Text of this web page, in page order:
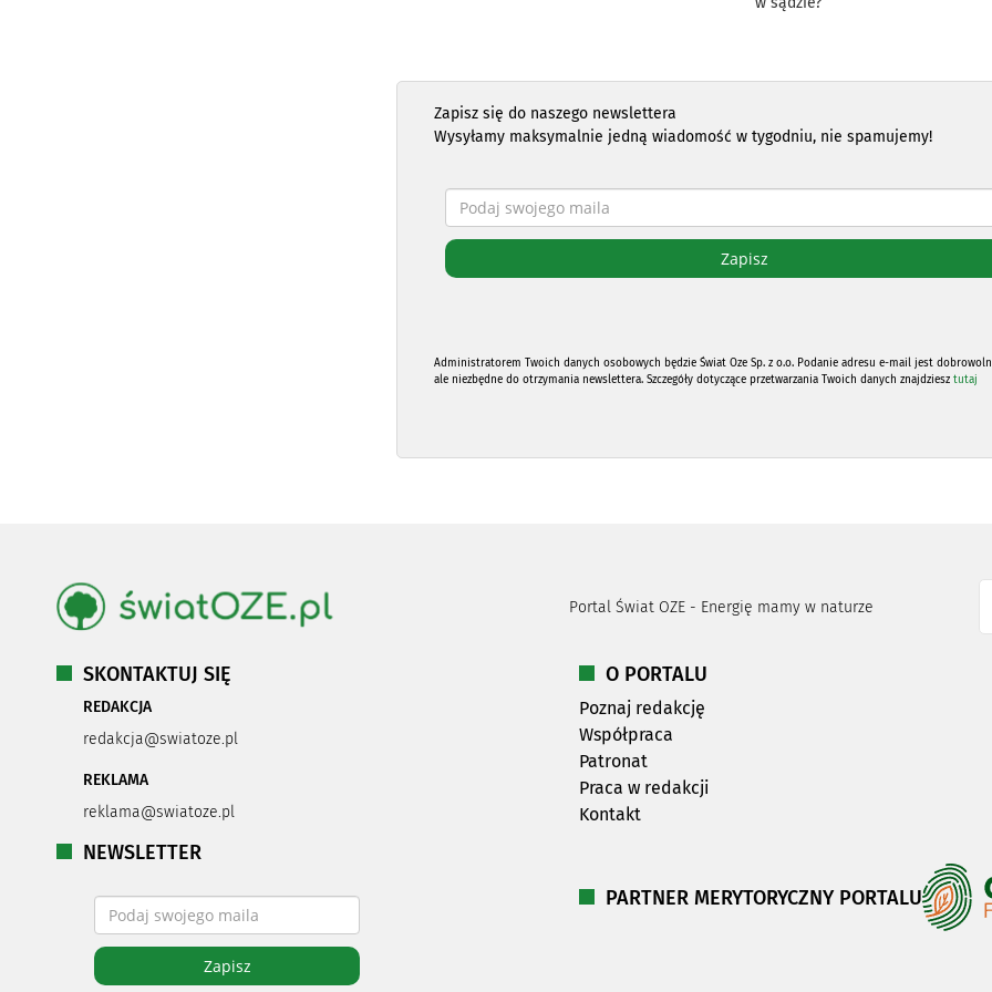
Zapisz się do naszego newslettera
Wysyłamy maksymalnie jedną wiadomość w tygodniu, nie spamujemy!
Administratorem Twoich danych osobowych będzie Świat Oze Sp. z o.o. Podanie adresu e-mail jest
ale niezbędne do otrzymania newslettera. Szczegóły dotyczące przetwarzania Twoich danych znajdziesztutaj
Portal Świat OZE - Energię mamy w naturze
SKONTAKTUJ SIĘ
REDAKCJA
redakcja@swiatoze.pl
REKLAMA
reklama@swiatoze.pl
NEWSLETTER
O PORTALU
Poznaj redakcję
Współpraca
Patronat
Praca w redakcji
Kontakt
PARTNER MERYTORYCZNY PORTALU